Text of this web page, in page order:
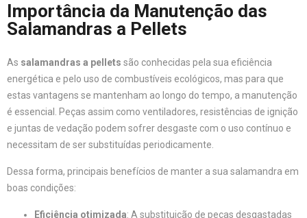
Importância da Manutenção das
Salamandras a Pellets
As salamandras a pellets são conhecidas pela sua eficiência
energética e pelo uso de combustíveis ecológicos, mas para que
estas vantagens se mantenham ao longo do tempo, a manutenção
é essencial. Peças assim como ventiladores, resistências de ignição
e juntas de vedação podem sofrer desgaste com o uso contínuo e
necessitam de ser substituídas periodicamente.
Dessa forma, principais benefícios de manter a sua salamandra em
boas condições:
Eficiência otimizada: A substituição de peças desgastadas